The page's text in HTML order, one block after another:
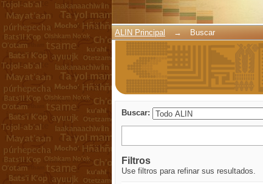
ALIN Principal → Buscar
Buscar:
Filtros
Use filtros para refinar sus resultados.